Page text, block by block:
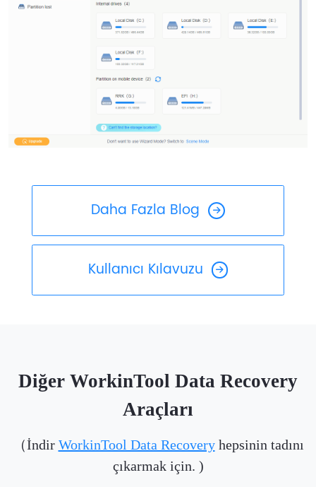
Daha Fazla Blog
Kullanıcı Kılavuzu
Diğer WorkinTool Data Recovery
Araçları
（İndir WorkinTool Data Recoveryhepsinin tadını
çıkarmak için. )